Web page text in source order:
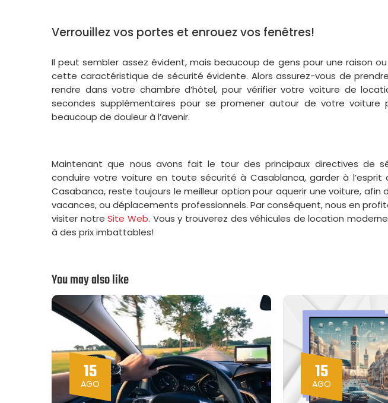
Verrouillez vos portes et enrouez vos fenêtres!
Il peut sembler assez évident, mais beaucoup de gens pour une raison
cette caractéristique de sécurité évidente. Alors assurez-vous de
rendre dans votre chambre d’hôtel, pour vérifier votre voiture de
secondes supplémentaires pour se promener autour de votre voiture
beaucoup de douleur à l’avenir.
Maintenant que nous avons fait le tour des principaux directives de
conduire votre voiture en toute sécurité à Casablanca, garder à
Casabanca, reste toujours le meilleur option pour aquerir une voiture, afin
vacances, ou déplacements professionnels. Par conséquent, nous en
visiter notreSite Web. Vous y trouverez des véhicules de location
à des prix imbattables!
You may also like
15
AGO 15
AGO